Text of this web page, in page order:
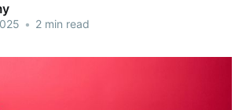
• 2 min read